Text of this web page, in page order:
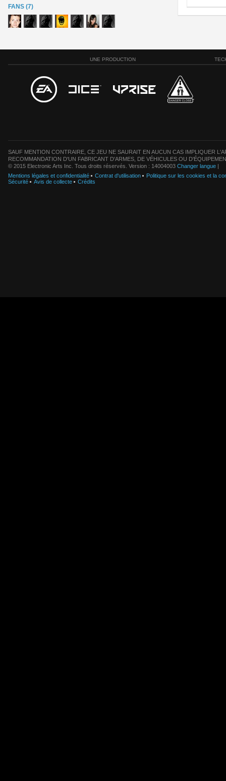
FANS (7)
UNE PRODUCTION
SAUF MENTION CONTRAIRE, CE JEU NE SAURAIT EN AUCUN CAS IMPLIQUER
RECOMMANDATION D'UN FABRICANT D'ARMES, DE VÉHICULES OU
© 2015 Electronic Arts Inc. Tous droits réservés. Version : 14004003 Changer langue |
Mentions légales et confidentialité
Contrat d'utilisation
Politique sur les cookies et la
Sécurité
Avis de collecte Crédits